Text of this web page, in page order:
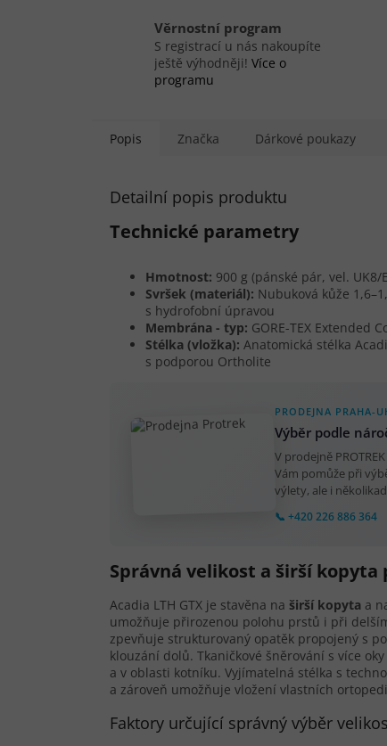
Věrnostní program
S registrací u nás nakoupíte
ještě výhodněji! Více o
programu
Popis Značka Dárkové poukazy
Detailní popis produktu
Technické parametry
Hmotnost: 900 g (pánské pár, vel. UK8/
Svršek (materiál): Nubuková kůže
s hydrofobní úpravou
Membrána - typ: GORE-TEX Extended
Stélka (vložka): Anatomická stélka
s podporou Ortholite
PRODEJNA PRAHA-
Výběr podle
V prodejně
Vám pomůže při
výlety, ale i
📞 +420 226 886 364
Správná velikost a širší
Acadia LTH GTX je stavěna na širší kopyta a
umožňuje přirozenou polohu prstů i při
zpevňuje strukturovaný opatěk propojený s
klouzání dolů. Tkaničkové šněrování s více
a v oblasti kotníku. Vyjímatelná stélka s
a zároveň umožňuje vložení vlastních
Faktory určující správný výběr